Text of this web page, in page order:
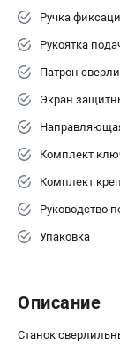
Ручка
Рукоятка
Патрон
Экран
Комплект
Комплект
Руководство
Упаковка
Описание
Станок